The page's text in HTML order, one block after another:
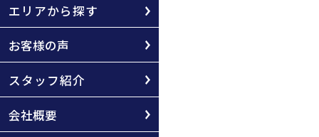
エリアから探す
お客様の声
スタッフ紹介
会社概要